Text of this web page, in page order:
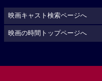
映画キャスト検索ページへ
映画の時間トップページへ